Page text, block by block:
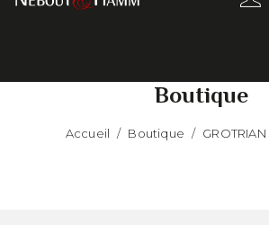
Boutique
Accueil / Boutique / GROTRIAN